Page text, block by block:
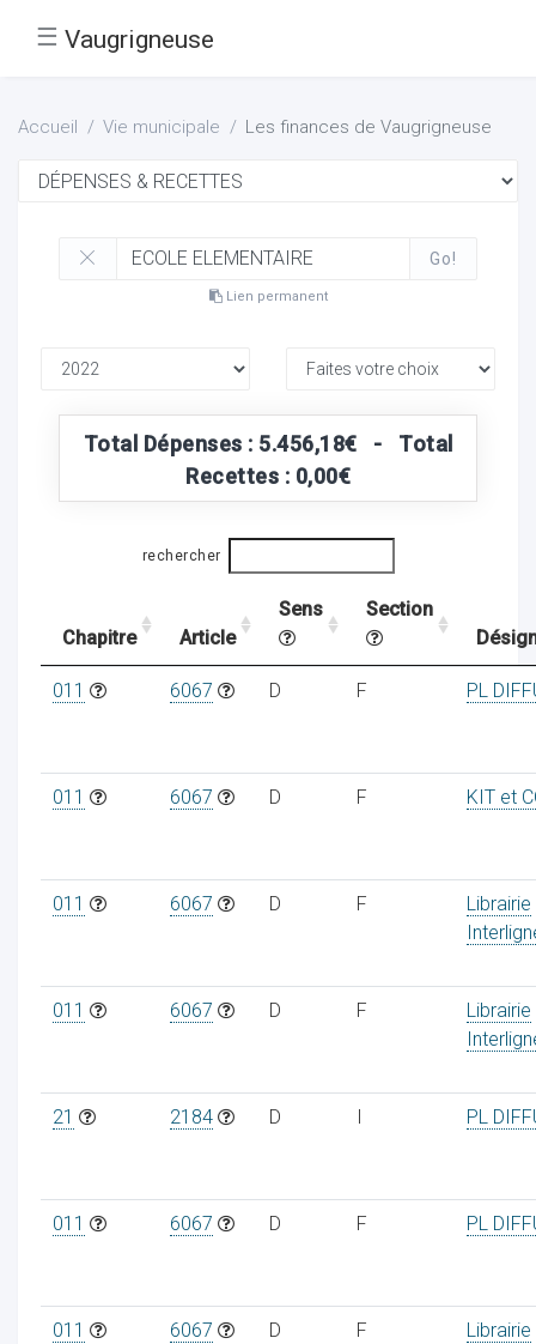
☰ Vaugrigneuse
Accueil Vie municipale Les finances de Vaugrigneuse
Go!
Lien permanent
Total Dépenses : 5.456,18€ - Total
Recettes : 0,00€
rechercher
Chapitre Article
Sens
Section
011 6067 D F PL
011 6067 D F KIT et
011 6067 D F
Librairie
011 6067 D F
Librairie
21 2184 D I PL
011 6067 D F PL
011 6067 D F
Librairie